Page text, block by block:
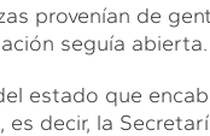
provenían de
seguía abierta.
estado que
decir, la